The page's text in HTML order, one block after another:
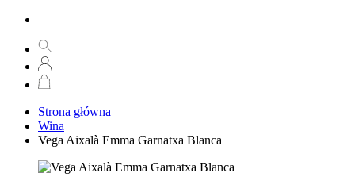
Strona główna
Wina
Vega Aixalà Emma Garnatxa Blanca